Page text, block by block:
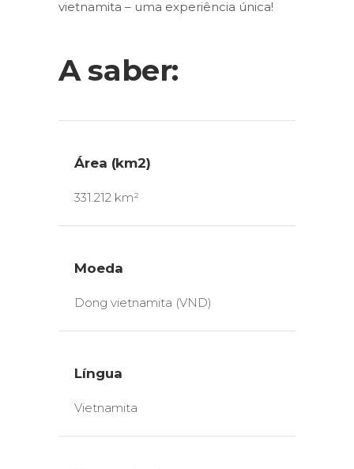
vietnamita – uma experiência única!
A saber:
Área (km2)
331.212 km²
Moeda
Dong vietnamita (VND)
Língua
Vietnamita